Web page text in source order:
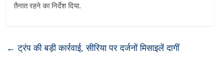
तैनात रहने का निर्देश दिया.
← ट्रंप की बड़ी कार्रवाई, सीरिया पर दर्जनों मिसाइलें दागीं